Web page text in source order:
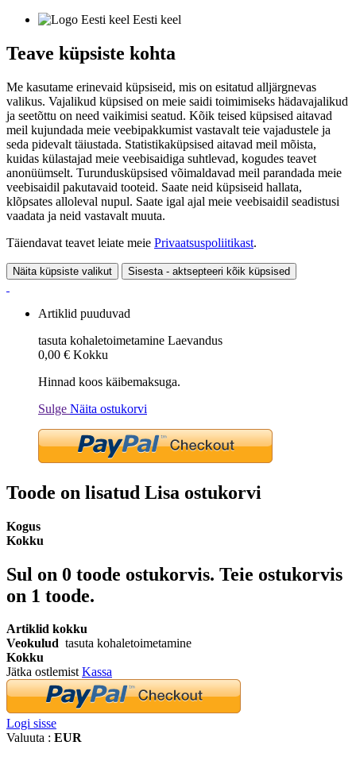
Eesti keel
Teave küpsiste kohta
Me kasutame erinevaid küpsiseid, mis on esitatud alljärgnevas
valikus. Vajalikud küpsised on meie saidi toimimiseks hädavajalikud
ja seetõttu on need vaikimisi seatud. Kõik teised küpsised aitavad
meil kujundada meie veebipakkumist vastavalt teie vajadustele ja
seda pidevalt täiustada. Statistikaküpsised aitavad meil mõista,
kuidas külastajad meie veebisaidiga suhtlevad, kogudes teavet
anonüümselt. Turundusküpsised võimaldavad meil parandada meie
veebisaidil pakutavaid tooteid. Saate neid küpsiseid hallata,
klõpsates alloleval nupul. Saate igal ajal meie veebisaidil seadistusi
vaadata ja neid vastavalt muuta.
Täiendavat teavet leiate meie Privaatsuspoliitikast.
Näita küpsiste valikut Sisesta - aktsepteeri kõik küpsised
Artiklid puuduvad
tasuta kohaletoimetamine Laevandus
0,00 € Kokku
Hinnad koos käibemaksuga.
Sulge Näita ostukorvi
Toode on lisatud Lisa ostukorvi
Kogus
Kokku
Sul on 0 toode ostukorvis. Teie ostukorvis
on 1 toode.
Artiklid kokku
Veokulud tasuta kohaletoimetamine
Kokku
Jätka ostlemistKassa
Logi sisse
Valuuta : EUR